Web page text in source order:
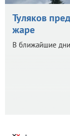
Туляков
жаре
В ближайшие